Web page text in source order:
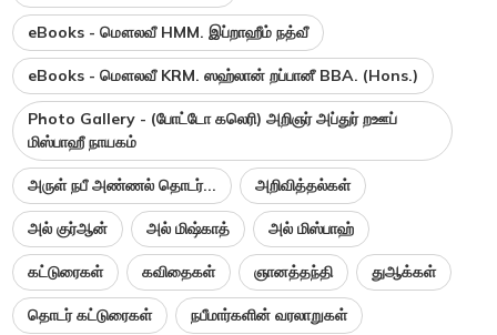
eBooks - மௌலவீ HMM. இப்றாஹீம் நத்வீ
eBooks - மௌலவீ KRM. ஸஹ்லான் றப்பானீ BBA. (Hons.)
Photo Gallery - (போட்டோ கலெரி) அறிஞர் அப்துர் றஊப்
மிஸ்பாஹீ நாயகம்
அருள் நபீ அண்ணல் தொடர்... அறிவித்தல்கள்
அல் குர்ஆன் அல் மிஷ்காத் அல் மிஸ்பாஹ்
கட்டுரைகள் கவிதைகள் ஞானத்தந்தி துஆக்கள்
தொடர் கட்டுரைகள் நபீமார்களின் வரலாறுகள்